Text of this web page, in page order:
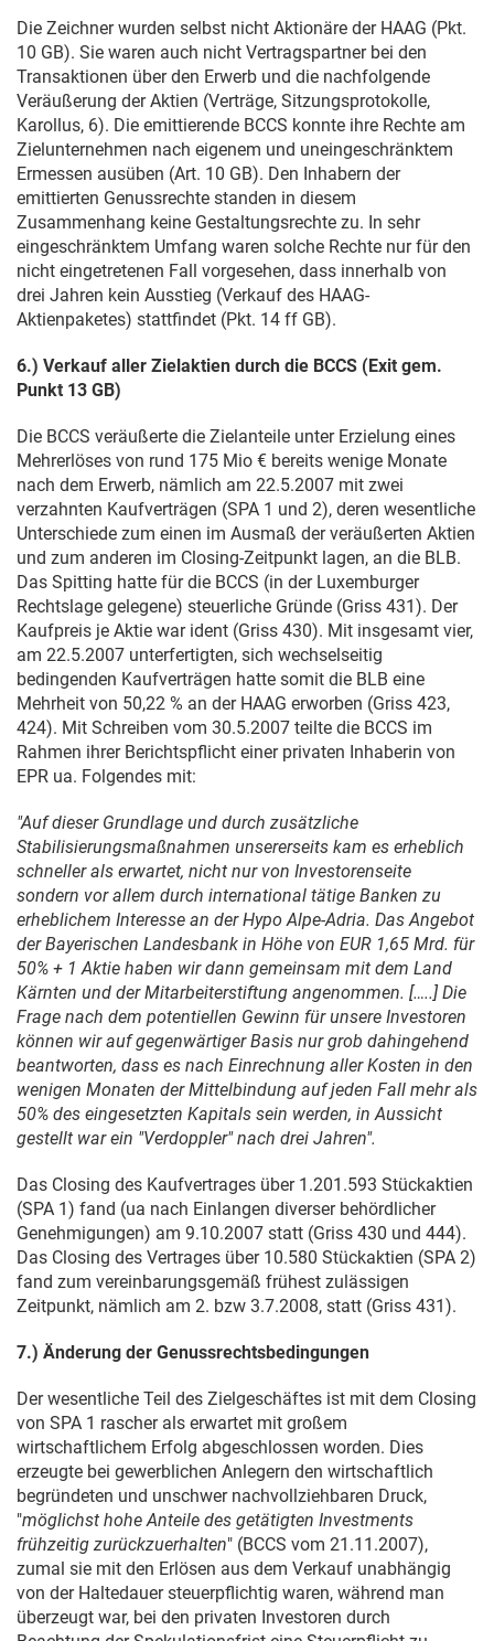
Die Zeichner wurden selbst nicht Aktionäre der HAAG (Pkt.
10 GB). Sie waren auch nicht Vertragspartner bei den
Transaktionen über den Erwerb und die nachfolgende
Veräußerung der Aktien (Verträge, Sitzungsprotokolle,
Karollus, 6). Die emittierende BCCS konnte ihre Rechte am
Zielunternehmen nach eigenem und uneingeschränktem
Ermessen ausüben (Art. 10 GB). Den Inhabern der
emittierten Genussrechte standen in diesem
Zusammenhang keine Gestaltungsrechte zu. In sehr
eingeschränktem Umfang waren solche Rechte nur für den
nicht eingetretenen Fall vorgesehen, dass innerhalb von
drei Jahren kein Ausstieg (Verkauf des HAAG-
Aktienpaketes) stattfindet (Pkt. 14 ff GB).
6.) Verkauf aller Zielaktien durch die BCCS (Exit gem.
Punkt 13 GB)
Die BCCS veräußerte die Zielanteile unter Erzielung eines
Mehrerlöses von rund 175 Mio € bereits wenige Monate
nach dem Erwerb, nämlich am 22.5.2007 mit zwei
verzahnten Kaufverträgen (SPA 1 und 2), deren wesentliche
Unterschiede zum einen im Ausmaß der veräußerten Aktien
und zum anderen im Closing-Zeitpunkt lagen, an die BLB.
Das Spitting hatte für die BCCS (in der Luxemburger
Rechtslage gelegene) steuerliche Gründe (Griss 431). Der
Kaufpreis je Aktie war ident (Griss 430). Mit insgesamt vier,
am 22.5.2007 unterfertigten, sich wechselseitig
bedingenden Kaufverträgen hatte somit die BLB eine
Mehrheit von 50,22 % an der HAAG erworben (Griss 423,
424). Mit Schreiben vom 30.5.2007 teilte die BCCS im
Rahmen ihrer Berichtspflicht einer privaten Inhaberin von
EPR ua. Folgendes mit:
"Auf dieser Grundlage und durch zusätzliche
Stabilisierungsmaßnahmen unsererseits kam es erheblich
schneller als erwartet, nicht nur von Investorenseite
sondern vor allem durch international tätige Banken zu
erheblichem Interesse an der Hypo Alpe-Adria. Das Angebot
der Bayerischen Landesbank in Höhe von EUR 1,65 Mrd. für
50% + 1 Aktie haben wir dann gemeinsam mit dem Land
Kärnten und der Mitarbeiterstiftung angenommen. […..] Die
Frage nach dem potentiellen Gewinn für unsere Investoren
können wir auf gegenwärtiger Basis nur grob dahingehend
beantworten, dass es nach Einrechnung aller Kosten in den
wenigen Monaten der Mittelbindung auf jeden Fall mehr als
50% des eingesetzten Kapitals sein werden, in Aussicht
gestellt war ein "Verdoppler" nach drei Jahren".
Das Closing des Kaufvertrages über 1.201.593 Stückaktien
(SPA 1) fand (ua nach Einlangen diverser behördlicher
Genehmigungen) am 9.10.2007 statt (Griss 430 und 444).
Das Closing des Vertrages über 10.580 Stückaktien (SPA 2)
fand zum vereinbarungsgemäß frühest zulässigen
Zeitpunkt, nämlich am 2. bzw 3.7.2008, statt (Griss 431).
7.) Änderung der Genussrechtsbedingungen
Der wesentliche Teil des Zielgeschäftes ist mit dem Closing
von SPA 1 rascher als erwartet mit großem
wirtschaftlichem Erfolg abgeschlossen worden. Dies
erzeugte bei gewerblichen Anlegern den wirtschaftlich
begründeten und unschwer nachvollziehbaren Druck,
"möglichst hohe Anteile des getätigten Investments
frühzeitig zurückzuerhalten" (BCCS vom 21.11.2007),
zumal sie mit den Erlösen aus dem Verkauf unabhängig
von der Haltedauer steuerpflichtig waren, während man
überzeugt war, bei den privaten Investoren durch